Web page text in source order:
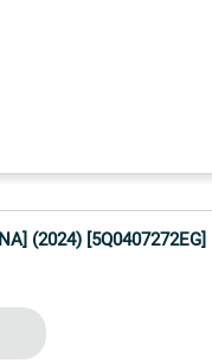
(2024) [5Q0407272EG]